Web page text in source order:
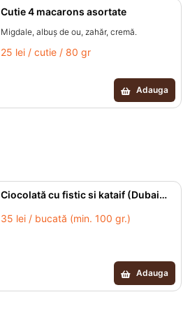
Cutie 4 macarons asortate
Migdale, albuș de ou, zahăr, cremă.
25 lei / cutie / 80 gr
Adauga
Ciocolată cu fistic si kataif (Dubai
35 lei / bucată (min. 100 gr.)
Adauga